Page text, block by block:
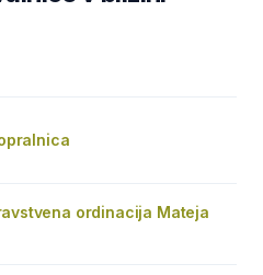
ordinacija Mateja